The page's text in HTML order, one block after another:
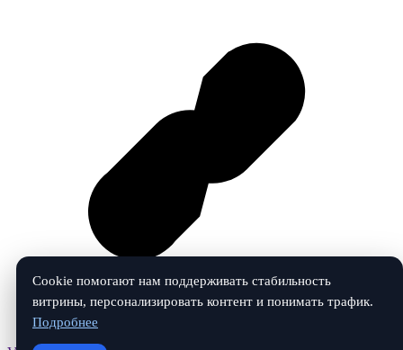
Cookie помогают нам поддерживать стабильность
витрины, персонализировать контент и понимать трафик.
Подробнее